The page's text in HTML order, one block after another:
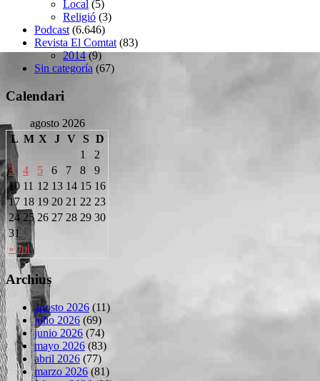
Local (5)
Religió (3)
Podcast (6.646)
Revista El Comtat (83)
2014(9)
Sin categoría (67)
Calendari
agosto 2026
L M X J V S D
« Jul
1
2
3
4 5 6 7 8
9
10 11 12 13 14 15 16
17 18 19 20 21 22 23
24 25 26 27 28 29 30
31
Archius
agosto 2026 (11)
julio 2026 (69)
junio 2026 (74)
mayo 2026 (83)
abril 2026 (77)
marzo 2026 (81)